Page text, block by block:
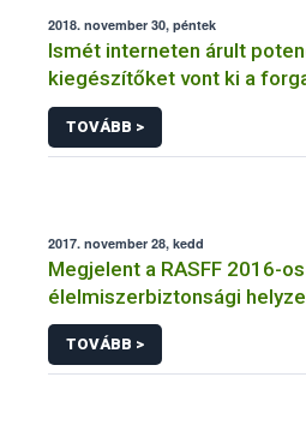
2018. november 30, péntek
Ismét interneten árult
kiegészítőket vont ki a
TOVÁBB >
2017. november 28, kedd
Megjelent a RASFF 2016-
élelmiszerbiztonsági
TOVÁBB >